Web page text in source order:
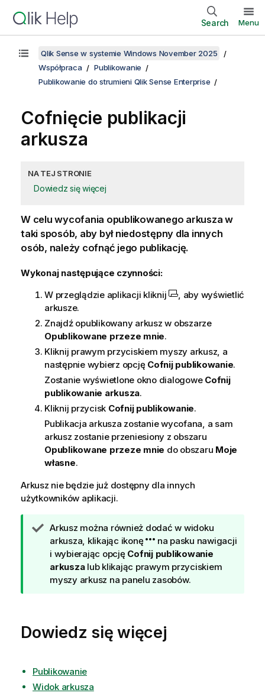
Search Menu
Qlik Sense w systemie Windows November 2025
Współpraca
Publikowanie
Publikowanie do strumieni Qlik Sense Enterprise
Cofnięcie publikacji
arkusza
NA TEJ STRONIE
Dowiedz się więcej
W celu wycofania opublikowanego arkusza w
taki sposób, aby był niedostępny dla innych
osób, należy cofnąć jego publikację.
Wykonaj następujące czynności:
W przeglądzie aplikacji kliknij
, aby wyświetlić
arkusze.
Znajdź opublikowany arkusz w obszarze
Opublikowane przeze mnie.
Kliknij prawym przyciskiem myszy arkusz, a
następnie wybierz opcję Cofnij publikowanie.
Zostanie wyświetlone okno dialogowe Cofnij
publikowanie arkusza.
Kliknij przycisk Cofnij publikowanie.
Publikacja arkusza zostanie wycofana, a sam
arkusz zostanie przeniesiony z obszaru
Opublikowane przeze mnie do obszaru Moje
własne.
Arkusz nie będzie już dostępny dla innych
użytkowników aplikacji.
W
s
k
a
z
a
Arkusz można również dodać w widoku
arkusza, klikając ikonę
na pasku nawigacji
i wybierając opcję Cofnij publikowanie
arkuszalub klikając prawym przyciskiem
myszy arkusz na panelu zasobów.
Dowiedz się więcej
Publikowanie
Widok arkusza